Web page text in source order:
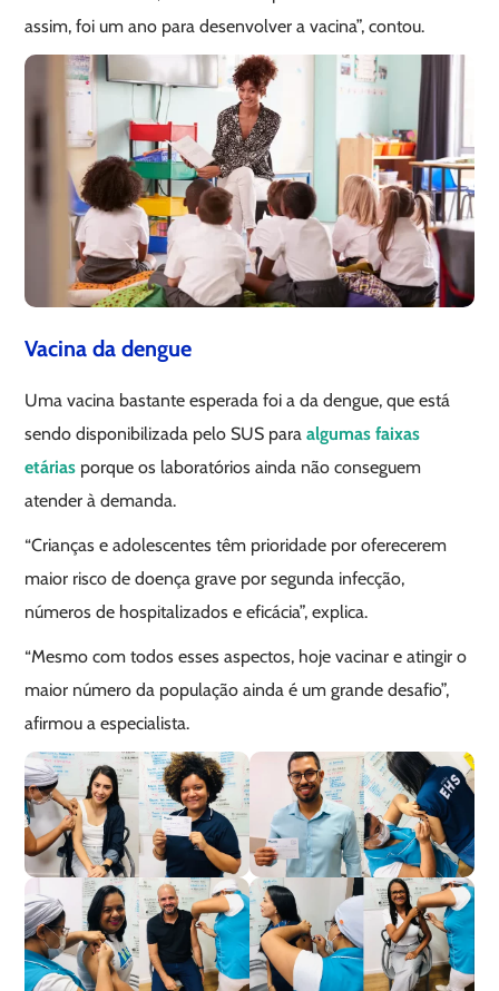
assim, foi um ano para desenvolver a vacina”, contou.
Vacina da dengue
Uma vacina bastante esperada foi a da dengue, que está
sendo disponibilizada pelo SUS paraalgumas faixas
etárias porque os laboratórios ainda não conseguem
atender à demanda.
“Crianças e adolescentes têm prioridade por oferecerem
maior risco de doença grave por segunda infecção,
números de hospitalizados e eficácia”, explica.
“Mesmo com todos esses aspectos, hoje vacinar e atingir o
maior número da população ainda é um grande desafio”,
afirmou a especialista.